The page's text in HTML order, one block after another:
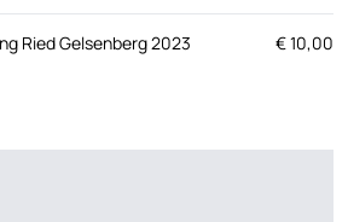
Ried Gelsenberg 2023 € 10,00